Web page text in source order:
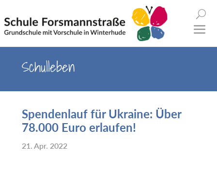
Schulleben
Spendenlauf für Ukraine: Über
78.000 Euro erlaufen!
21. Apr. 2022